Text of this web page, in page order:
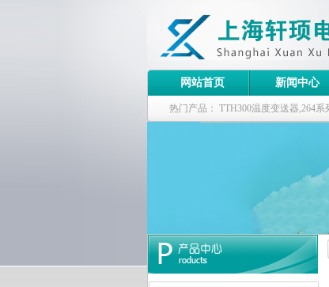
网站首页 新闻中心
热门产品： TTH300温度变送器,264